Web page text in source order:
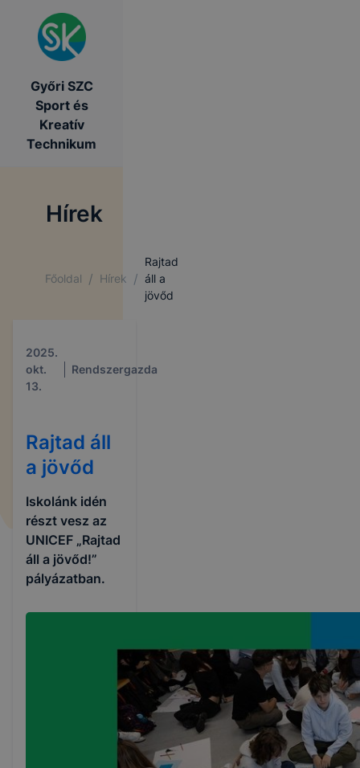
Győri SZC
Sport és
Kreatív
Technikum
Hírek
Főoldal / Hírek /
Rajtad
áll a
jövőd
2025.
okt.
13.
Rendszergazda
Rajtad áll
a jövőd
Iskolánk idén
részt vesz az
UNICEF „Rajtad
áll a jövőd!”
pályázatban.